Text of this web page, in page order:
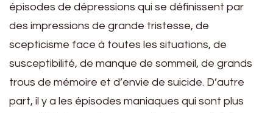
épisodes de dépressions qui se définissent par
des impressions de grande tristesse, de
scepticisme face à toutes les situations, de
susceptibilité, de manque de sommeil, de grands
trous de mémoire et d’envie de suicide. D’autre
part, il y a les épisodes maniaques qui sont plus